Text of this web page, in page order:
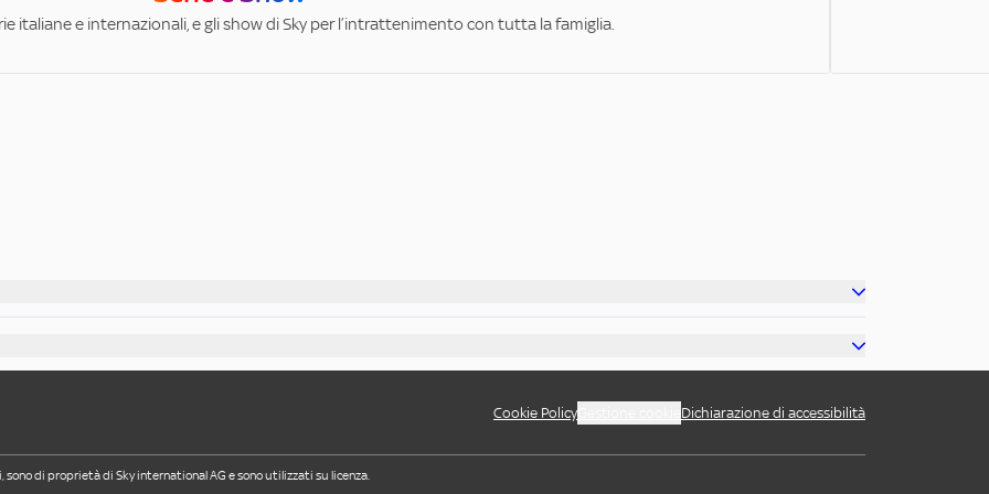
italiane e internazionali, e gli show di Sky per l’intrattenimento con tutta la famiglia.
Cookie Policy Dichiarazione di accessibilità
di proprietà di Sky international AG e sono utilizzati su licenza.